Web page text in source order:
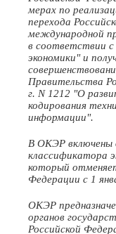
мерах по
перехода
международной
в соответствии
экономики" и
Правительства
г. N 1212 "О
кодирования
информации".
В ОКЭР включены
классификатора
который
Федерации с 1
ОКЭР
органов
Российской